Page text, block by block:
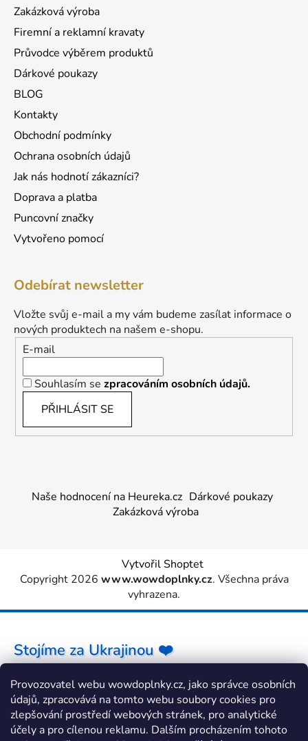
Provozovatel webu wowdoplnky.cz, jako správce osobních
údajů, zpracovává na tomto webu soubory cookies pro
zlepšování prostředí webových stránek, pro analytické
účely a pro cílenou reklamu. Dalším procházením tohoto
Zakázková výroba
Firemní a reklamní kravaty
Průvodce výběrem produktů
Dárkové poukazy
BLOG
Kontakty
Obchodní podmínky
Ochrana osobních údajů
Jak nás hodnotí zákazníci?
Doprava a platba
Puncovní značky
Vytvořeno pomocí
Odebírat newsletter
Vložte svůj e-mail a my vám budeme zasílat informace o
nových produktech na našem e-shopu.
E-mail
Souhlasím se zpracováním osobních údajů.
PŘIHLÁSIT SE
Naše hodnocení na Heureka.cz Dárkové poukazy
Zakázková výroba
Vytvořil Shoptet
Copyright 2026 www.wowdoplnky.cz. Všechna práva
vyhrazena.
Stojíme za Ukrajinou ❤️
Jak a čím pomoci »